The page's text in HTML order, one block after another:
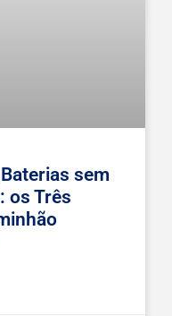
sem
os Três